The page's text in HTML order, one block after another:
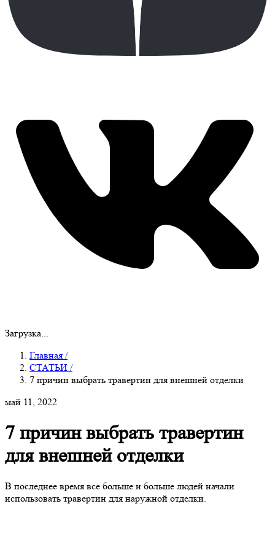
Загрузка...
Главная /
СТАТЬИ /
7 причин выбрать травертин для внешней отделки
май 11, 2022
7 причин выбрать травертин
для внешней отделки
В последнее время все больше и больше людей начали
использовать травертин для наружной отделки.